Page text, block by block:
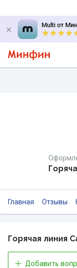
Multi от
Главная Отзывы
Горячая линия
Добавить